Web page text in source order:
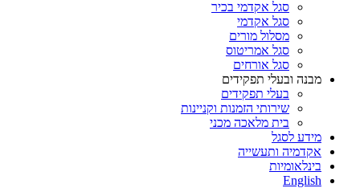
סגל אקדמי בכיר
סגל אקדמי
מסלול מורים
סגל אמריטוס
סגל אורחים
מבנה ובעלי תפקידים
בעלי תפקידים
שירותי הזמנות וקניינות
בית מלאכה מכני
מידע לסגל
אקדמיה ותעשייה
בינלאומיות
English